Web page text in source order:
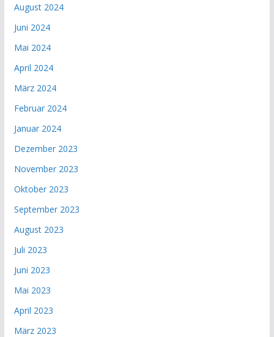
August 2024
Juni 2024
Mai 2024
April 2024
März 2024
Februar 2024
Januar 2024
Dezember 2023
November 2023
Oktober 2023
September 2023
August 2023
Juli 2023
Juni 2023
Mai 2023
April 2023
März 2023